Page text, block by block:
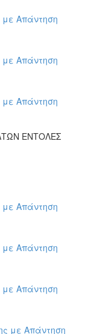
με Απάντηση
με Απάντηση
με Απάντηση
ΕΝΤΟΛΕΣ
με Απάντηση
με Απάντηση
με Απάντηση
με Απάντηση